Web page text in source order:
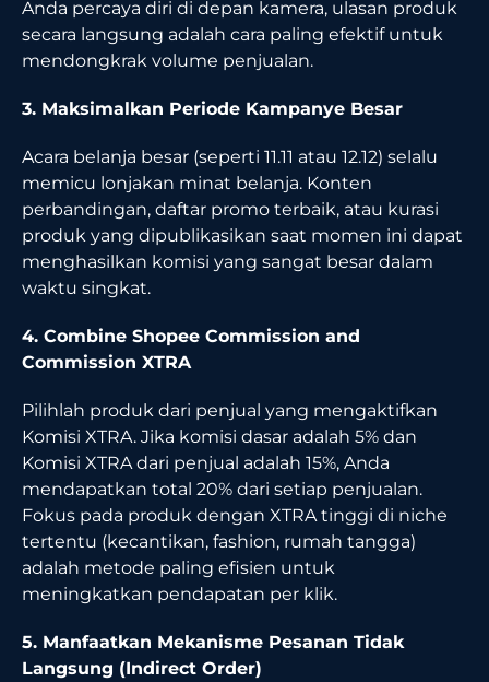
Anda percaya diri di depan kamera, ulasan produk
secara langsung adalah cara paling efektif untuk
mendongkrak volume penjualan.
3. Maksimalkan Periode Kampanye Besar
Acara belanja besar (seperti 11.11 atau 12.12) selalu
memicu lonjakan minat belanja. Konten
perbandingan, daftar promo terbaik, atau kurasi
produk yang dipublikasikan saat momen ini dapat
menghasilkan komisi yang sangat besar dalam
waktu singkat.
4. Combine Shopee Commission and
Commission XTRA
Pilihlah produk dari penjual yang mengaktifkan
Komisi XTRA. Jika komisi dasar adalah 5% dan
Komisi XTRA dari penjual adalah 15%, Anda
mendapatkan total 20% dari setiap penjualan.
Fokus pada produk dengan XTRA tinggi di niche
tertentu (kecantikan, fashion, rumah tangga)
adalah metode paling efisien untuk
meningkatkan pendapatan per klik.
5. Manfaatkan Mekanisme Pesanan Tidak
Langsung (Indirect Order)